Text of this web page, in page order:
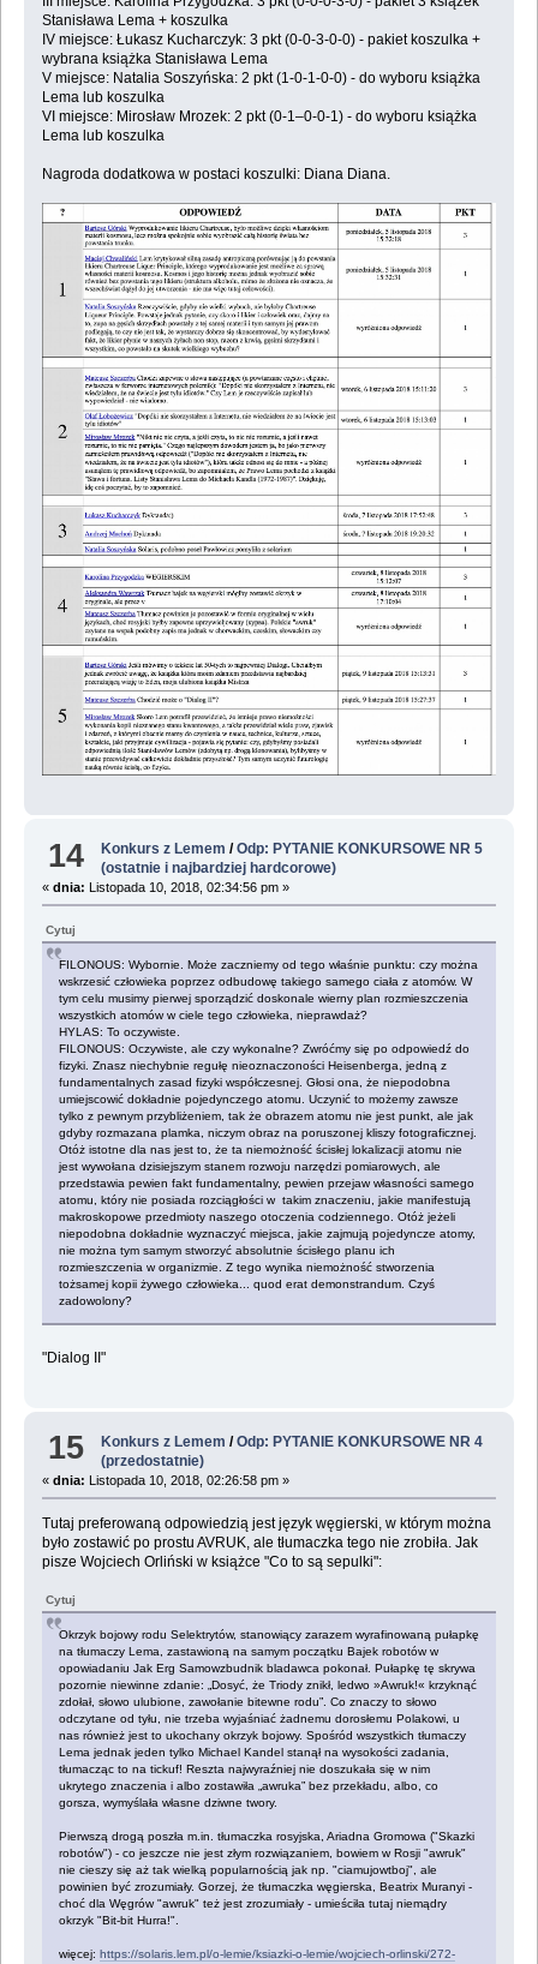
Stanisława Lema + koszulka
IV miejsce: Łukasz Kucharczyk: 3 pkt (0-0-3-0-0) - pakiet koszulka +
wybrana książka Stanisława Lema
V miejsce: Natalia Soszyńska: 2 pkt (1-0-1-0-0) - do wyboru książka
Lema lub koszulka
VI miejsce: Mirosław Mrozek: 2 pkt (0-1–0-0-1) - do wyboru książka
Lema lub koszulka
Nagroda dodatkowa w postaci koszulki: Diana Diana.
14 Konkurs z Lemem /Odp: PYTANIE KONKURSOWE NR 5
(ostatnie i najbardziej hardcorowe)
« dnia: Listopada 10, 2018, 02:34:56 pm »
Cytuj
FILONOUS: Wybornie. Może zaczniemy od tego właśnie punktu: czy można
wskrzesić człowieka poprzez odbudowę takiego samego ciała z atomów. W
tym celu musimy pierwej sporządzić doskonale wierny plan rozmieszczenia
wszystkich atomów w ciele tego człowieka, nieprawdaż?
HYLAS: To oczywiste.
FILONOUS: Oczywiste, ale czy wykonalne? Zwróćmy się po odpowiedź do
fizyki. Znasz niechybnie regułę nieoznaczoności Heisenberga, jedną z
fundamentalnych zasad fizyki współczesnej. Głosi ona, że niepodobna
umiejscowić dokładnie pojedynczego atomu. Uczynić to możemy zawsze
tylko z pewnym przybliżeniem, tak że obrazem atomu nie jest punkt, ale jak
gdyby rozmazana plamka, niczym obraz na poruszonej kliszy fotograficznej.
Otóż istotne dla nas jest to, że ta niemożność ścisłej lokalizacji atomu nie
jest wywołana dzisiejszym stanem rozwoju narzędzi pomiarowych, ale
przedstawia pewien fakt fundamentalny, pewien przejaw własności samego
atomu, który nie posiada rozciągłości w takim znaczeniu, jakie manifestują
makroskopowe przedmioty naszego otoczenia codziennego. Otóż jeżeli
niepodobna dokładnie wyznaczyć miejsca, jakie zajmują pojedyncze atomy,
nie można tym samym stworzyć absolutnie ścisłego planu ich
rozmieszczenia w organizmie. Z tego wynika niemożność stworzenia
tożsamej kopii żywego człowieka... quod erat demonstrandum. Czyś
zadowolony?
"Dialog II"
15 Konkurs z Lemem /Odp: PYTANIE KONKURSOWE NR 4
(przedostatnie)
« dnia: Listopada 10, 2018, 02:26:58 pm »
Tutaj preferowaną odpowiedzią jest język węgierski, w którym można
było zostawić po prostu AVRUK, ale tłumaczka tego nie zrobiła. Jak
pisze Wojciech Orliński w książce "Co to są sepulki":
Cytuj
Okrzyk bojowy rodu Selektrytów, stanowiący zarazem wyrafinowaną pułapkę
na tłumaczy Lema, zastawioną na samym początku Bajek robotów w
opowiadaniu Jak Erg Samowzbudnik bladawca pokonał. Pułapkę tę skrywa
pozornie niewinne zdanie: „Dosyć, że Triody znikł, ledwo »Awruk!« krzyknąć
zdołał, słowo ulubione, zawołanie bitewne rodu”. Co znaczy to słowo
odczytane od tyłu, nie trzeba wyjaśniać żadnemu dorosłemu Polakowi, u
nas również jest to ukochany okrzyk bojowy. Spośród wszystkich tłumaczy
Lema jednak jeden tylko Michael Kandel stanął na wysokości zadania,
tłumacząc to na tickuf! Reszta najwyraźniej nie doszukała się w nim
ukrytego znaczenia i albo zostawiła „awruka” bez przekładu, albo, co
gorsza, wymyślała własne dziwne twory.
Pierwszą drogą poszła m.in. tłumaczka rosyjska, Ariadna Gromowa ("Skazki
robotów") - co jeszcze nie jest złym rozwiązaniem, bowiem w Rosji "awruk"
nie cieszy się aż tak wielką popularnością jak np. "ciamujowtboj", ale
powinien być zrozumiały. Gorzej, że tłumaczka węgierska, Beatrix Muranyi -
choć dla Węgrów "awruk" też jest zrozumiały - umieściła tutaj niemądry
okrzyk "Bit-bit Hurra!".
więcej: https://solaris.lem.pl/o-lemie/ksiazki-o-lemie/wojciech-orlinski/272-